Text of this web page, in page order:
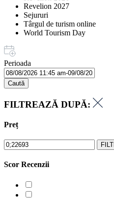
Revelion 2027
Sejururi
Târgul de turism online
World Tourism Day
Perioada
Caută
FILTREAZĂ DUPĂ:
Preț
Scor Recenzii